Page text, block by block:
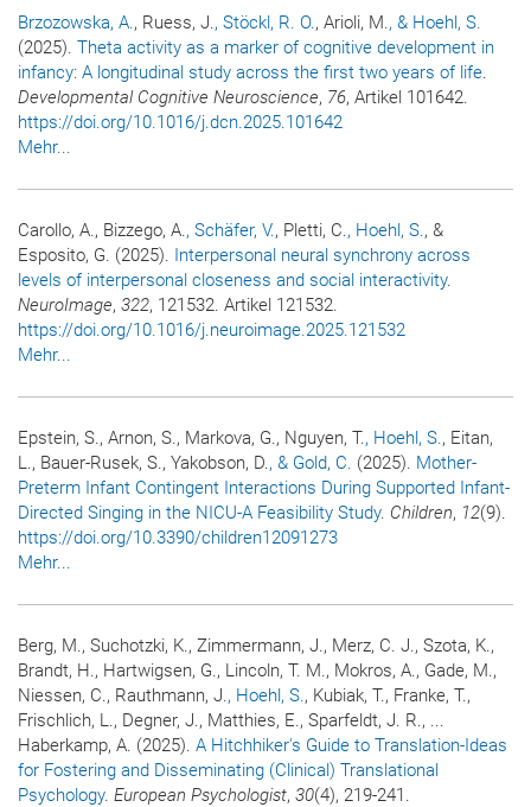
Brzozowska, A., Ruess, J., Stöckl, R. O., Arioli, M., & Hoehl, S.
(2025). Theta activity as a marker of cognitive development in
infancy: A longitudinal study across the first two years of life.
Developmental Cognitive Neuroscience, 76, Artikel 101642.
https://doi.org/10.1016/j.dcn.2025.101642
Mehr...
Carollo, A., Bizzego, A., Schäfer, V., Pletti, C., Hoehl, S., &
Esposito, G. (2025). Interpersonal neural synchrony across
levels of interpersonal closeness and social interactivity.
NeuroImage, 322, 121532. Artikel 121532.
https://doi.org/10.1016/j.neuroimage.2025.121532
Mehr...
Epstein, S., Arnon, S., Markova, G., Nguyen, T., Hoehl, S., Eitan,
L., Bauer-Rusek, S., Yakobson, D., & Gold, C. (2025). Mother-
Preterm Infant Contingent Interactions During Supported Infant-
Directed Singing in the NICU-A Feasibility Study. Children, 12(9).
https://doi.org/10.3390/children12091273
Mehr...
Berg, M., Suchotzki, K., Zimmermann, J., Merz, C. J., Szota, K.,
Brandt, H., Hartwigsen, G., Lincoln, T. M., Mokros, A., Gade, M.,
Niessen, C., Rauthmann, J., Hoehl, S., Kubiak, T., Franke, T.,
Frischlich, L., Degner, J., Matthies, E., Sparfeldt, J. R., ...
Haberkamp, A. (2025). A Hitchhiker's Guide to Translation-Ideas
for Fostering and Disseminating (Clinical) Translational
Psychology. European Psychologist, 30(4), 219-241.